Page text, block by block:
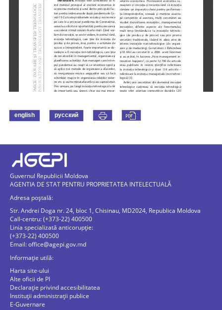
english русский
Guvernul Republicii Moldova
AGENTIA DE STAT PENTRU PROPRIETATEA INTELECTUALĂ
Adresa poștală:
Str. Andrei Doga nr. 24, bloc 1, Chisinau, MD2024, Republica Moldova
Call-centru: (+373-22) 400500
Linia specializată anticorupție:
(+373-22) 400500
Email:office@agepi.gov.md
Informație utilă:
Harta site-ului
Alte oficii de PI
Declarație privind accesibilitatea
Instituții administrații publice
E-Guvernare